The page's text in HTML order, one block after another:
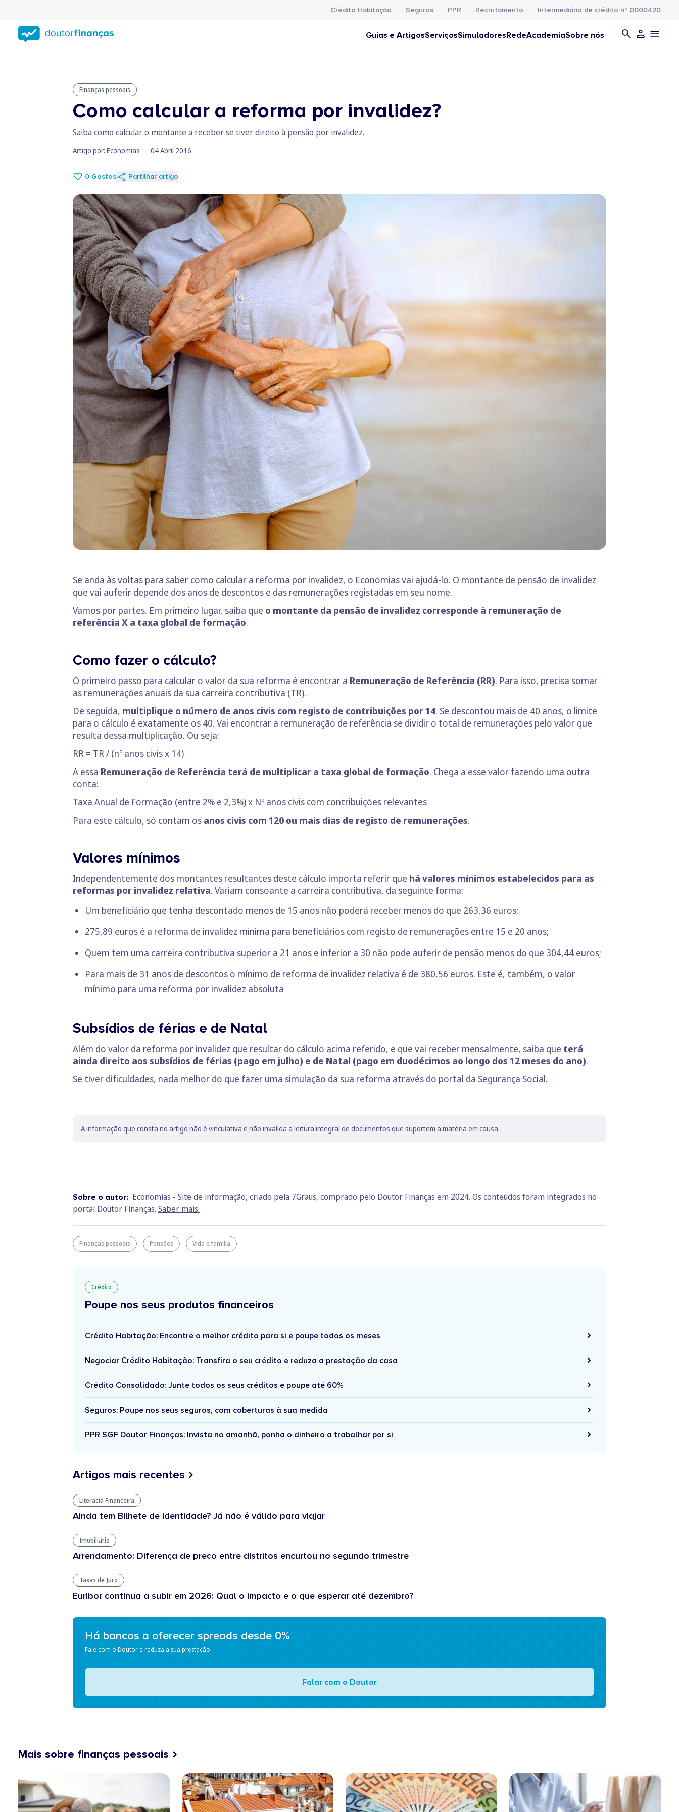
conteúdo
principal
Crédito Habitação Seguros PPR Recrutamento Intermediário de crédito nº 0000420
Guias e ArtigosServiçosSimuladoresRedeAcademiaSobre nós
Finanças pessoais
Como calcular a reforma por invalidez?
Saiba como calcular o montante a receber se tiver direito à pensão por invalidez.
Artigo por: Economias 04 Abril 2016
0 Gostos Partilhar artigo
Se anda às voltas para saber como calcular a reforma por invalidez, o Economias vai ajudá-lo. O montante de pensão de invalidez
que vai auferir depende dos anos de descontos e das remunerações registadas em seu nome.
Vamos por partes. Em primeiro lugar, saiba que o montante da pensão de invalidez corresponde à remuneração de
referência X a taxa global de formação.
Como fazer o cálculo?
O primeiro passo para calcular o valor da sua reforma é encontrar a Remuneração de Referência (RR). Para isso, precisa somar
as remunerações anuais da sua carreira contributiva (TR).
De seguida, multiplique o número de anos civis com registo de contribuições por 14. Se descontou mais de 40 anos, o limite
para o cálculo é exatamente os 40. Vai encontrar a remuneração de referência se dividir o total de remunerações pelo valor que
resulta dessa multiplicação. Ou seja:
RR = TR / (nº anos civis x 14)
A essa Remuneração de Referência terá de multiplicar a taxa global de formação. Chega a esse valor fazendo uma outra
conta:
Taxa Anual de Formação (entre 2% e 2,3%) x Nº anos civis com contribuições relevantes
Para este cálculo, só contam os anos civis com 120 ou mais dias de registo de remunerações.
Valores mínimos
Independentemente dos montantes resultantes deste cálculo importa referir que há valores mínimos estabelecidos para as
reformas por invalidez relativa. Variam consoante a carreira contributiva, da seguinte forma:
Um beneficiário que tenha descontado menos de 15 anos não poderá receber menos do que 263,36 euros;
275,89 euros é a reforma de invalidez mínima para beneficiários com registo de remunerações entre 15 e 20 anos;
Quem tem uma carreira contributiva superior a 21 anos e inferior a 30 não pode auferir de pensão menos do que 304,44 euros;
Para mais de 31 anos de descontos o mínimo de reforma de invalidez relativa é de 380,56 euros. Este é, também, o valor
mínimo para uma reforma por invalidez absoluta
Subsídios de férias e de Natal
Além do valor da reforma por invalidez que resultar do cálculo acima referido, e que vai receber mensalmente, saiba que terá
ainda direito aos subsídios de férias (pago em julho) e de Natal (pago em duodécimos ao longo dos 12 meses do ano).
Se tiver dificuldades, nada melhor do que fazer uma simulação da sua reforma através do portal da Segurança Social.
A informação que consta no artigo não é vinculativa e não invalida a leitura integral de documentos que suportem a matéria em causa.
Sobre o autor: Economias - Site de informação, criado pela 7Graus, comprado pelo Doutor Finanças em 2024. Os conteúdos foram integrados no
portal Doutor Finanças. Saber mais.
Finanças pessoais Pensões Vida e família
Crédito
Poupe nos seus produtos financeiros
Crédito Habitação: Encontre o melhor crédito para si e poupe todos os meses
Negociar Crédito Habitação: Transfira o seu crédito e reduza a prestação da casa
Crédito Consolidado: Junte todos os seus créditos e poupe até 60%
Seguros: Poupe nos seus seguros, com coberturas à sua medida
PPR SGF Doutor Finanças: Invista no amanhã, ponha o dinheiro a trabalhar por si
Artigos mais recentes
Literacia Financeira
Ainda tem Bilhete de Identidade? Já não é válido para viajar
Imobiliário
Arrendamento: Diferença de preço entre distritos encurtou no segundo trimestre
Taxas de Juro
Euribor continua a subir em 2026: Qual o impacto e o que esperar até dezembro?
Há bancos a oferecer spreads desde 0%
Fale com o Doutor e reduza a sua prestação
Falar com o Doutor
Mais sobre finanças pessoais